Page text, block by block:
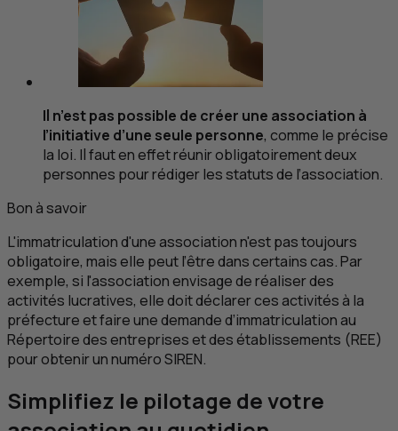
Il n’est pas possible de créer une association à
l’initiative d’une seule personne, comme le précise
la loi. Il faut en effet réunir obligatoirement deux
personnes pour rédiger les statuts de l’association.
Bon à savoir
L'immatriculation d'une association n'est pas toujours
obligatoire, mais elle peut l’être dans certains cas. Par
exemple, si l'association envisage de réaliser des
activités lucratives, elle doit déclarer ces activités à la
préfecture et faire une demande d’immatriculation au
Répertoire des entreprises et des établissements (REE)
pour obtenir un numéro SIREN.
Simplifiez le pilotage de votre